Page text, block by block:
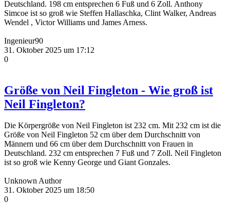
Deutschland. 198 cm entsprechen 6 Fuß und 6 Zoll. Anthony
Simcoe ist so groß wie Steffen Hallaschka, Clint Walker, Andreas
Wendel , Victor Williams und James Arness.
Ingenieur90
31. Oktober 2025 um 17:12
0
Größe von Neil Fingleton - Wie groß ist
Neil Fingleton?
Die Körpergröße von Neil Fingleton ist 232 cm. Mit 232 cm ist die
Größe von Neil Fingleton 52 cm über dem Durchschnitt von
Männern und 66 cm über dem Durchschnitt von Frauen in
Deutschland. 232 cm entsprechen 7 Fuß und 7 Zoll. Neil Fingleton
ist so groß wie Kenny George und Giant Gonzales.
Unknown Author
31. Oktober 2025 um 18:50
0